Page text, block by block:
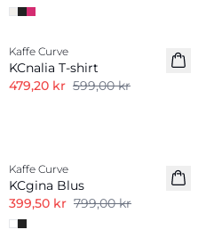
-20%
Kaffe Curve
KCnalia T-shirt
479,20 kr 599,00 kr
Kaffe Curve
KCgina Blus
399,50 kr 799,00 kr
-50%